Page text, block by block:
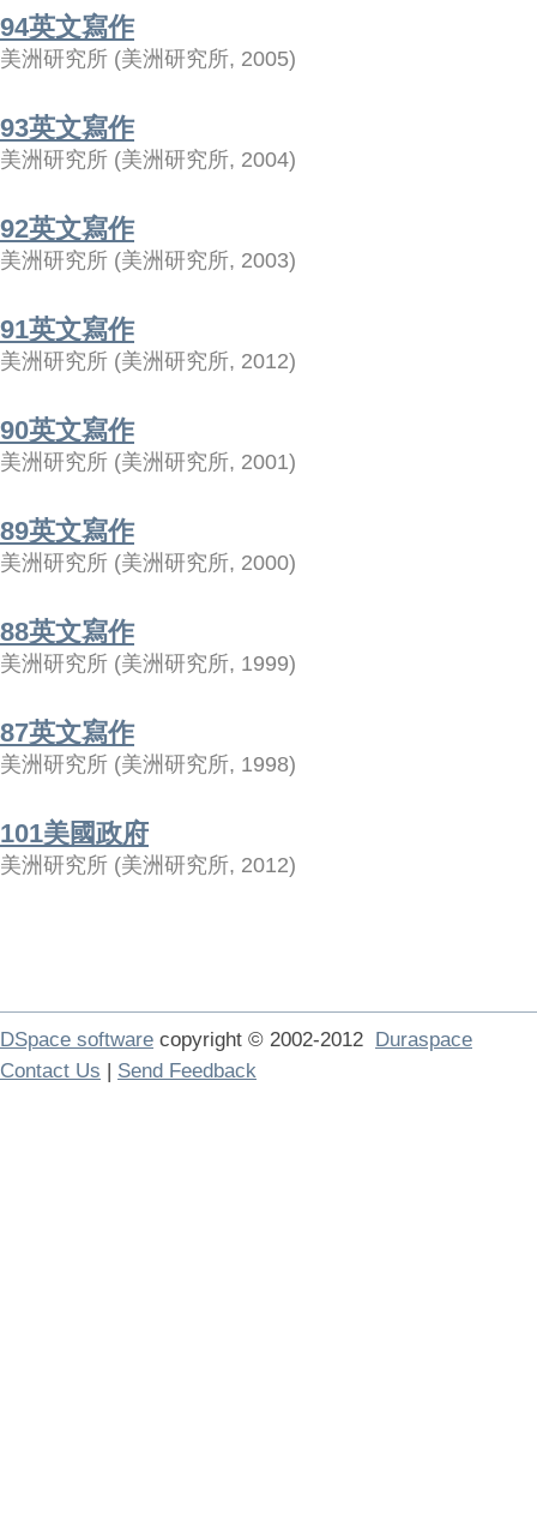
94英文寫作
美洲研究所 (美洲研究所, 2005)
93英文寫作
美洲研究所 (美洲研究所, 2004)
92英文寫作
美洲研究所 (美洲研究所, 2003)
91英文寫作
美洲研究所 (美洲研究所, 2012)
90英文寫作
美洲研究所 (美洲研究所, 2001)
89英文寫作
美洲研究所 (美洲研究所, 2000)
88英文寫作
美洲研究所 (美洲研究所, 1999)
87英文寫作
美洲研究所 (美洲研究所, 1998)
101美國政府
美洲研究所 (美洲研究所, 2012)
DSpace software copyright © 2002-2012 Duraspace
Contact Us | Send Feedback